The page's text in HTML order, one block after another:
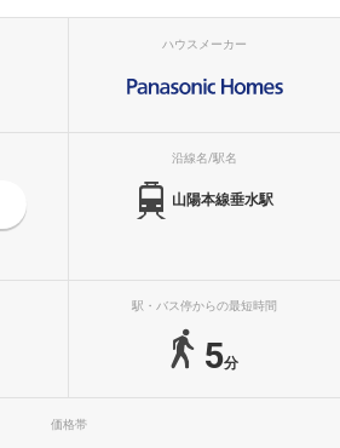
ハウスメーカー
沿線名/駅名
山陽本線垂水駅
駅・バス停からの最短時間
5分
価格帯